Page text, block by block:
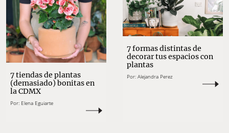
7 tiendas de plantas
(demasiado) bonitas en
la CDMX
Por: Elena Eguiarte
7 formas distintas de
decorar tus espacios con
plantas
Por: Alejandra Perez